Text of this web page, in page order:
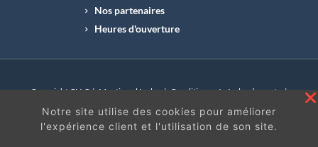
Nos partenaires
Heures d'ouverture
Copyright CLI © | Mentions légales | Conditions générales de vente |
N°Entreprise : BE0414.742.009 |
BE50 0012 6285 4518
Notre site utilise des cookies pour améliorer
l'expérience client et l'utilisation de son site.